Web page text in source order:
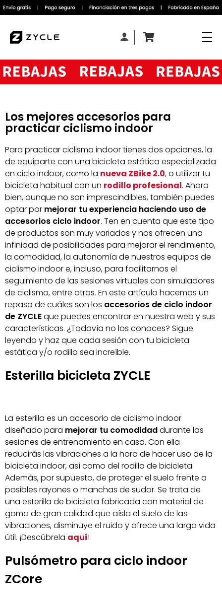
Los mejores accesorios para
practicar ciclismo indoor
Para practicar ciclismo indoor tienes dos opciones, la
de equiparte con una bicicleta estática especializada
en ciclo indoor, como la nueva ZBike 2.0, o utilizar tu
bicicleta habitual con un rodillo profesional. Ahora
bien, aunque no son imprescindibles, también puedes
optar por mejorar tu experiencia haciendo uso de
accesorios ciclo indoor. Ten en cuenta que este tipo
de productos son muy variados y nos ofrecen una
infinidad de posibilidades para mejorar el rendimiento,
la comodidad, la autonomía de nuestros equipos de
ciclismo indoor e, incluso, para facilitarnos el
seguimiento de las sesiones virtuales con simuladores
de ciclismo, entre otras. En este artículo hacemos un
repaso de cuáles son los accesorios de ciclo indoor
de ZYCLEque puedes encontrar en nuestra web y sus
características. ¿Todavía no los conoces? Sigue
leyendo y haz que cada sesión con tu bicicleta
estática y/o rodillo sea increíble.
Esterilla bicicleta ZYCLE
La esterilla es un accesorio de ciclismo indoor
diseñado para mejorar tu comodidaddurante las
sesiones de entrenamiento en casa. Con ella
reducirás las vibraciones a la hora de hacer uso de la
bicicleta indoor, así como del rodillo de bicicleta.
Además, por supuesto, de proteger el suelo frente a
posibles rayones o manchas de sudor. Se trata de
una esterilla de bicicleta fabricada con material de
goma de gran calidad que aísla el suelo de las
vibraciones, disminuye el ruido y ofrece una larga vida
útil. ¡Descúbrela aquí!
Pulsómetro para ciclo indoor
ZCore